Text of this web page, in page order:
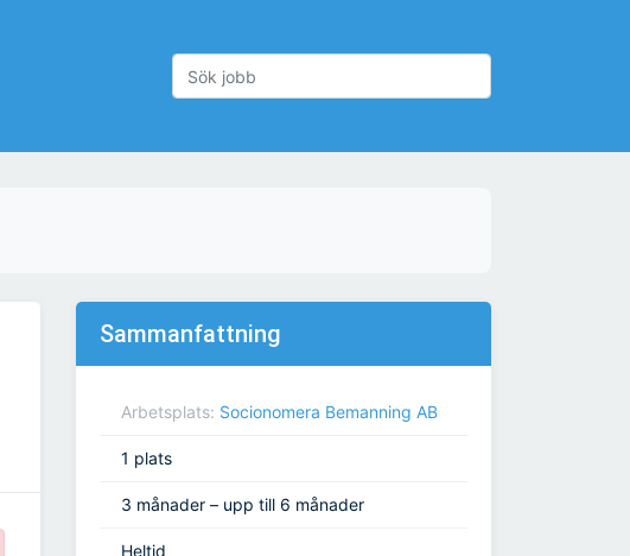
Sammanfattning
Arbetsplats: Socionomera Bemanning AB
1 plats
3 månader – upp till 6 månader
Heltid